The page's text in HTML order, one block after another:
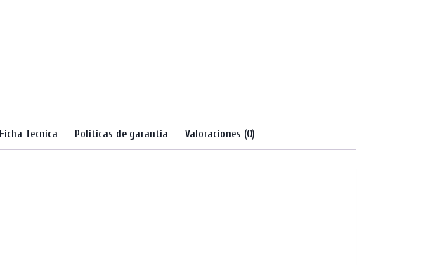
Ficha Tecnica Politicas de garantia Valoraciones (0)